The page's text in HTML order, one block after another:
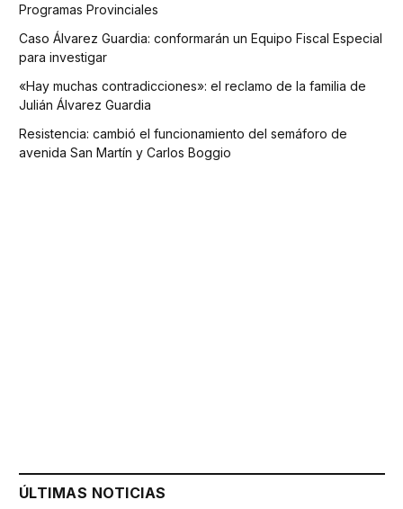
Programas Provinciales
Caso Álvarez Guardia: conformarán un Equipo Fiscal Especial
para investigar
«Hay muchas contradicciones»: el reclamo de la familia de
Julián Álvarez Guardia
Resistencia: cambió el funcionamiento del semáforo de
avenida San Martín y Carlos Boggio
ÚLTIMAS NOTICIAS